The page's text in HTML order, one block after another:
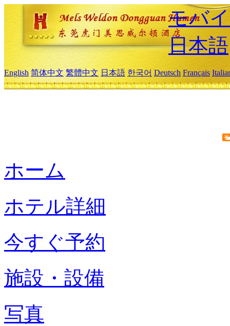
モバ
日本語
English 简体中文 繁體中文 日本語 한국어 Deutsch Français
ホーム
ホテル詳細
今すぐ予約
施設・設備
写真